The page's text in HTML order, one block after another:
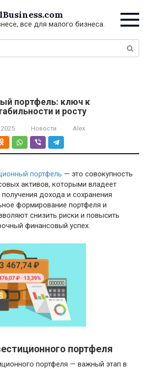
все для малого бизнеса.
портфель: ключ к
и росту
Новости Alex
портфель — это совокупность
активов, которыми владеет
дохода и сохранения
формирование портфеля и
снизить риски и повысить
финансовый успех.
портфеля
портфеля — важный этап в